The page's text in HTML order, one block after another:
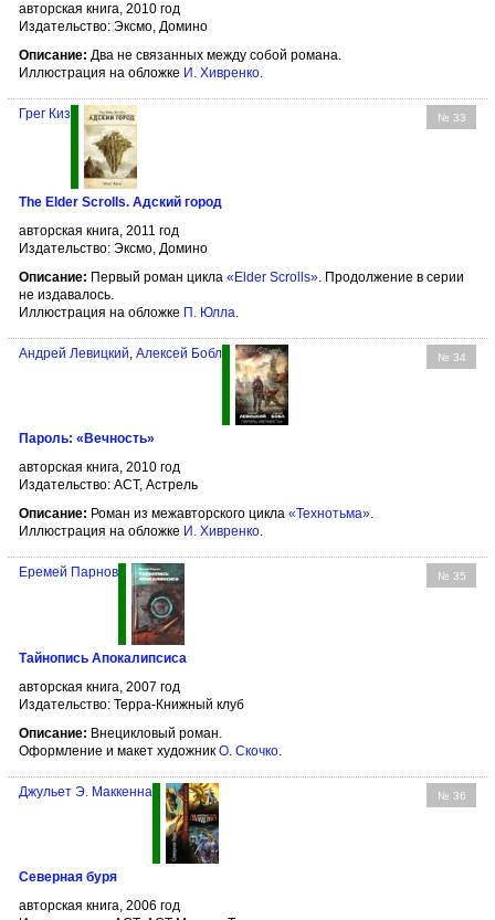
авторская книга, 2010 год
Издательство: Эксмо, Домино
Описание: Два не связанных между собой романа.
Иллюстрация на обложке И. Хивренко.
№ 33
Грег Киз
The Elder Scrolls. Адский город
авторская книга, 2011 год
Издательство: Эксмо, Домино
Описание: Первый роман цикла «Elder Scrolls» . Продолжение в серии
не издавалось.
Иллюстрация на обложке П. Юлла
№ 34
Андрей Левицкий Алексей Бобл
Пароль: «Вечность»
авторская книга, 2010 год
Издательство: АСТ, Астрель
Описание: Роман из межавторского цикла «Технотьма».
Иллюстрация на обложке И. Хивренко.
№ 35
Еремей Парнов
Тайнопись Апокалипсиса
авторская книга, 2007 год
Издательство: Терра-Книжный клуб
Описание: Внецикловый роман.
Оформление и макет художник О. Скочко
№ 36
Джульет Э. Маккенна
Северная буря
авторская книга, 2006 год